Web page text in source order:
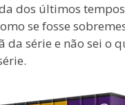
dos últimos
se fosse
série e não sei o